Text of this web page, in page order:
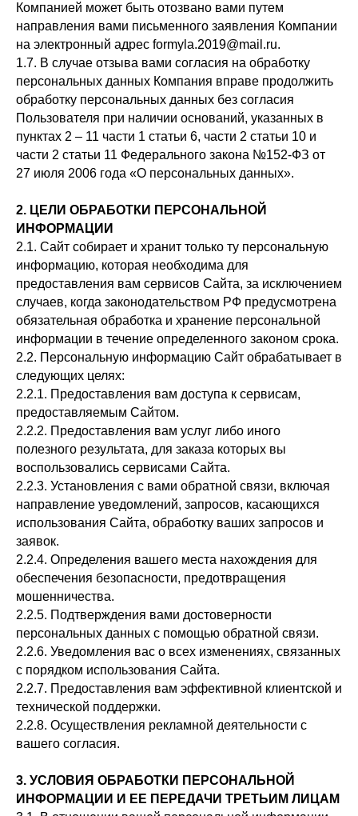
Компанией может быть отозвано вами путем
направления вами письменного заявления Компании
на электронный адрес formyla.2019@mail.ru.
1.7. В случае отзыва вами согласия на обработку
персональных данных Компания вправе продолжить
обработку персональных данных без согласия
Пользователя при наличии оснований, указанных в
пунктах 2 – 11 части 1 статьи 6, части 2 статьи 10 и
части 2 статьи 11 Федерального закона №152-ФЗ от
27 июля 2006 года «О персональных данных».
2. ЦЕЛИ ОБРАБОТКИ ПЕРСОНАЛЬНОЙ
ИНФОРМАЦИИ
2.1. Сайт собирает и хранит только ту персональную
информацию, которая необходима для
предоставления вам сервисов Сайта, за исключением
случаев, когда законодательством РФ предусмотрена
обязательная обработка и хранение персональной
информации в течение определенного законом срока.
2.2. Персональную информацию Сайт обрабатывает в
следующих целях:
2.2.1. Предоставления вам доступа к сервисам,
предоставляемым Сайтом.
2.2.2. Предоставления вам услуг либо иного
полезного результата, для заказа которых вы
воспользовались сервисами Сайта.
2.2.3. Установления с вами обратной связи, включая
направление уведомлений, запросов, касающихся
использования Сайта, обработку ваших запросов и
заявок.
2.2.4. Определения вашего места нахождения для
обеспечения безопасности, предотвращения
мошенничества.
2.2.5. Подтверждения вами достоверности
персональных данных с помощью обратной связи.
2.2.6. Уведомления вас о всех изменениях, связанных
с порядком использования Сайта.
2.2.7. Предоставления вам эффективной клиентской и
технической поддержки.
2.2.8. Осуществления рекламной деятельности с
вашего согласия.
3. УСЛОВИЯ ОБРАБОТКИ ПЕРСОНАЛЬНОЙ
ИНФОРМАЦИИ И ЕЕ ПЕРЕДАЧИ ТРЕТЬИМ ЛИЦАМ